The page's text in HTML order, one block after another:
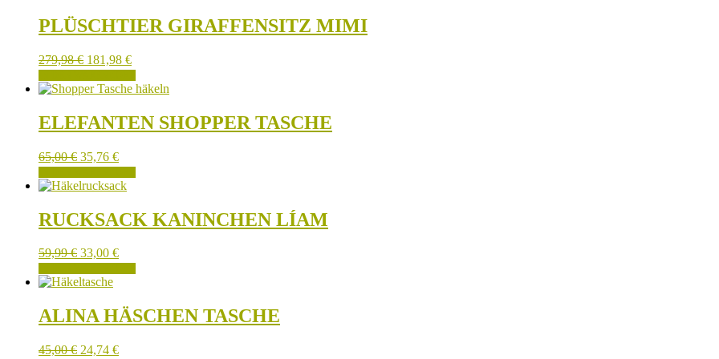
PLÜSCHTIER GIRAFFENSITZ MIMI
279,98€ 181,98 €
ELEFANTEN SHOPPER TASCHE
65,00€ 35,76 €
RUCKSACK KANINCHEN LÍAM
59,99€ 33,00 €
ALINA HÄSCHEN TASCHE
45,00€ 24,74 €